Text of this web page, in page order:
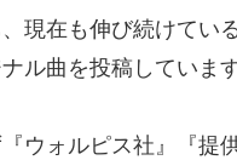
現在も伸び続けてい
ル曲を投稿しています
ウォルピス社』『提